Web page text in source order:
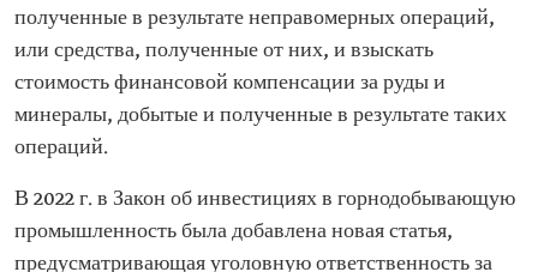
полученные в результате неправомерных операций,
или средства, полученные от них, и взыскать
стоимость финансовой компенсации за руды и
минералы, добытые и полученные в результате таких
операций.
В 2022 г. в Закон об инвестициях в горнодобывающую
промышленность была добавлена новая статья,
предусматривающая уголовную ответственность за